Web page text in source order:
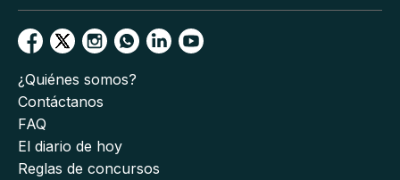
¿Quiénes somos?
Contáctanos
FAQ
El diario de hoy
Reglas de concursos